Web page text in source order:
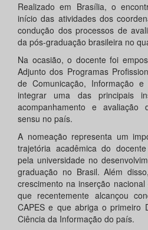
Realizado em Brasília, o
início das atividades dos
condução dos processos de
da pós-graduação brasileira no
Na ocasião, o docente foi
Adjunto dos Programas
de Comunicação, Informação
integrar uma das principais
acompanhamento e avaliação
sensu no país.
A nomeação representa um
trajetória acadêmica do
pela universidade no
graduação no Brasil. Além
crescimento na inserção
que recentemente alcançou
CAPES e que abriga o primeiro
Ciência da Informação do país.